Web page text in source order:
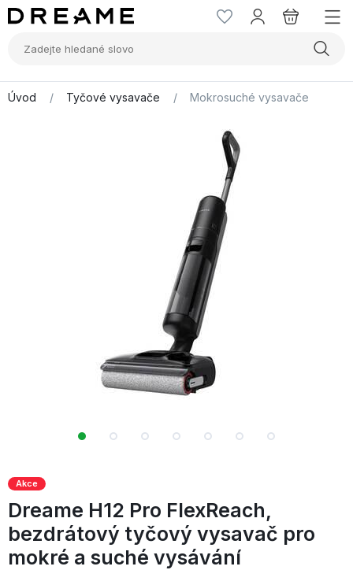
Úvod / Tyčové vysavače / Mokrosuché vysavače
Akce
Dreame H12 Pro FlexReach,
bezdrátový tyčový vysavač pro
mokré a suché vysávání